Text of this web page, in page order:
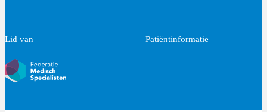
Lid van Patiëntinformatie